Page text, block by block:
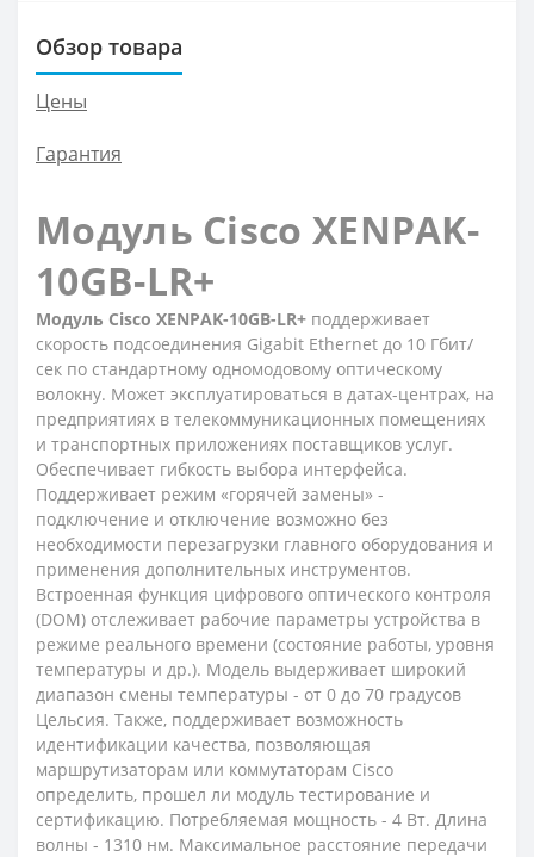
Обзор товара
Цены
Гарантия
Модуль Cisco XENPAK-
10GB-LR+
Модуль Cisco XENPAK-10GB-LR+ поддерживает
скорость подсоединения Gigabit Ethernet до 10 Гбит/
сек по стандартному одномодовому оптическому
волокну. Может эксплуатироваться в датах-центрах, на
предприятиях в телекоммуникационных помещениях
и транспортных приложениях поставщиков услуг.
Обеспечивает гибкость выбора интерфейса.
Поддерживает режим «горячей замены» -
подключение и отключение возможно без
необходимости перезагрузки главного оборудования и
применения дополнительных инструментов.
Встроенная функция цифрового оптического контроля
(DOM) отслеживает рабочие параметры устройства в
режиме реального времени (состояние работы, уровня
температуры и др.). Модель выдерживает широкий
диапазон смены температуры - от 0 до 70 градусов
Цельсия. Также, поддерживает возможность
идентификации качества, позволяющая
маршрутизаторам или коммутаторам Cisco
определить, прошел ли модуль тестирование и
сертификацию. Потребляемая мощность - 4 Вт. Длина
волны - 1310 нм. Максимальное расстояние передачи